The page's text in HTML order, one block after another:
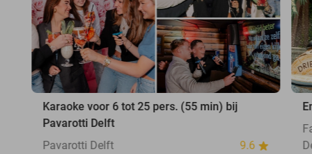
Karaoke voor 6 tot 25 pers. (55 min) bij
Pavarotti Delft
Pavarotti Delft
9.6